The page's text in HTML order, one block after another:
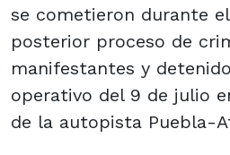
se cometieron durante
posterior proceso de
manifestantes y
operativo del 9 de julio
de la autopista Puebla-